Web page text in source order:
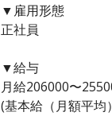
▼雇用形態
正社員
▼給与
月給206000〜
(基本給（月額平均